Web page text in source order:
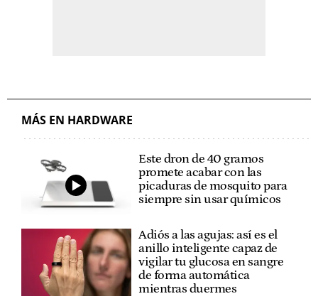
MÁS EN HARDWARE
Este dron de 40 gramos
promete acabar con las
picaduras de mosquito para
siempre sin usar químicos
Adiós a las agujas: así es el
anillo inteligente capaz de
vigilar tu glucosa en sangre
de forma automática
mientras duermes